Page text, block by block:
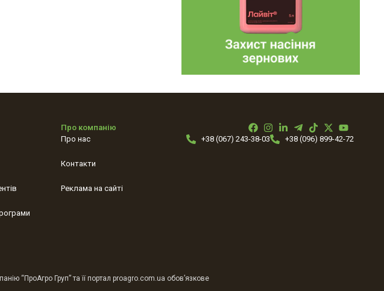
Про компанію
Про нас
Контакти
Реклама на сайті
+38 (067) 243-38-03 +38 (096) 899-42-72
“ПроАгро Груп” та її портал proagro.com.ua обов’язкове